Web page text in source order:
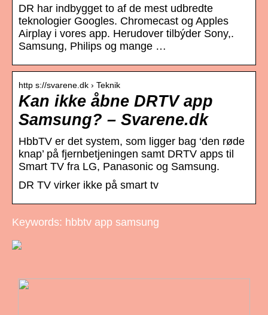
DR har indbygget to af de mest udbredte
teknologier Googles. Chromecast og Apples
Airplay i vores app. Herudover tilbýder Sony,.
Samsung, Philips og mange …
http s://svarene.dk › Teknik
Kan ikke åbne DRTV app
Samsung? – Svarene.dk
HbbTV er det system, som ligger bag ‘den røde
knap’ på fjernbetjeningen samt DRTV apps til
Smart TV fra LG, Panasonic og Samsung.
DR TV virker ikke på smart tv
Keywords: hbbtv app samsung